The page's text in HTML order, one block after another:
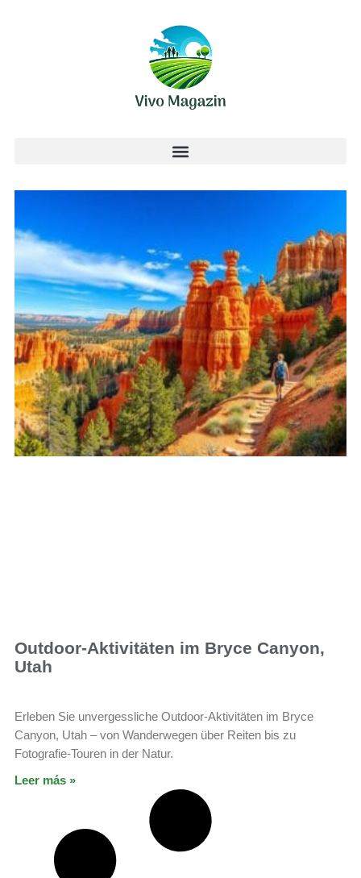
Outdoor-Aktivitäten im Bryce Canyon,
Utah
Erleben Sie unvergessliche Outdoor-Aktivitäten im Bryce
Canyon, Utah – von Wanderwegen über Reiten bis zu
Fotografie-Touren in der Natur.
Leer más »